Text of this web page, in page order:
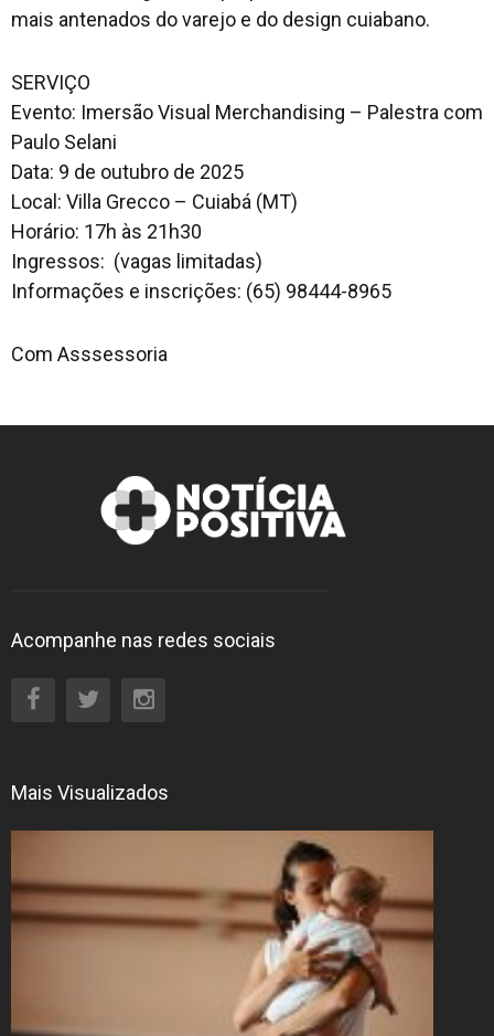
mais antenados do varejo e do design cuiabano.
SERVIÇO
Evento: Imersão Visual Merchandising – Palestra com
Paulo Selani
Data: 9 de outubro de 2025
Local: Villa Grecco – Cuiabá (MT)
Horário: 17h às 21h30
Ingressos: (vagas limitadas)
Informações e inscrições: (65) 98444-8965
Com Asssessoria
Acompanhe nas redes sociais
Mais Visualizados